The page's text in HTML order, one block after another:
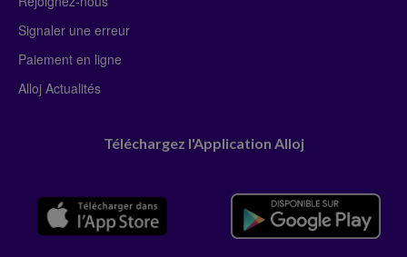
Signaler une erreur
Paiement en ligne
Alloj Actualités
Téléchargez l'Application Alloj